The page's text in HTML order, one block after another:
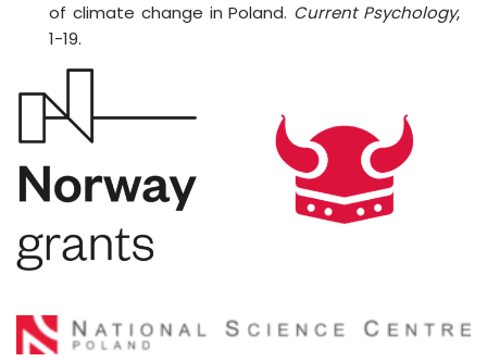
of climate change in Poland. Current Psychology,
1-19.